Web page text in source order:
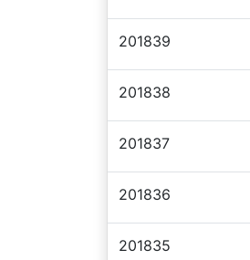
201839
201838
201837
201836
201835